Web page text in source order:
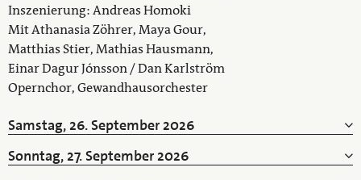
Inszenierung: Andreas Homoki
Mit Athanasia Zöhrer, Maya Gour,
Matthias Stier, Mathias Hausmann,
Einar Dagur Jónsson / Dan Karlström
Opernchor, Gewandhausorchester
Samstag, 26. September 2026
Sonntag, 27. September 2026